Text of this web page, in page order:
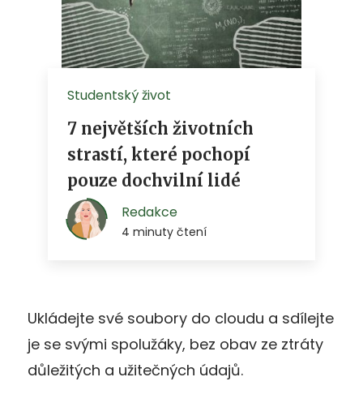
Ukládejte své soubory do cloudu a sdílejte
je se svými spolužáky, bez obav ze ztráty
důležitých a užitečných údajů.